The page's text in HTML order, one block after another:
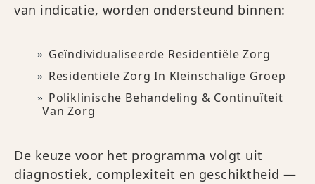
van indicatie, worden ondersteund binnen:
Geïndividualiseerde Residentiële Zorg
Residentiële Zorg In Kleinschalige Groep
Poliklinische Behandeling & Continuïteit
Van Zorg
De keuze voor het programma volgt uit
diagnostiek, complexiteit en geschiktheid —